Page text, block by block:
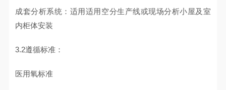
成套分析系统：适用适用空分生产线或现场分析小屋及室
内柜体安装
3.2遵循标准：
医用氧标准